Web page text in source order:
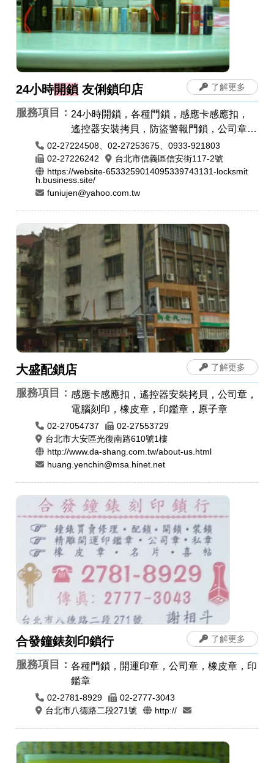
24小時開鎖 友俐鎖印店
服務項目： 24小時開鎖，各種門鎖，感應卡感應扣，
遙控器安裝拷貝，防盜警報門鎖，公司章，
電腦刻印，橡皮章，印鑑章，原子章
02-27224508、02-27253675、0933-921803
02-27226242
台北市信義區信安街117-2號
https://website-6533259014095339743131-locksmit
h.business.site/
funiujen@yahoo.com.tw
了解更多
大盛配鎖店
服務項目： 感應卡感應扣，遙控器安裝拷貝，公司章，
電腦刻印，橡皮章，印鑑章，原子章
02-27054737
02-27553729
台北市大安區光復南路610號1樓
http://www.da-shang.com.tw/about-us.html
huang.yenchin@msa.hinet.net
了解更多
合發鐘錶刻印鎖行
服務項目：各種門鎖，開運印章，公司章，橡皮章，印
鑑章
02-2781-8929
02-2777-3043
台北市八德路二段271號
http://
了解更多